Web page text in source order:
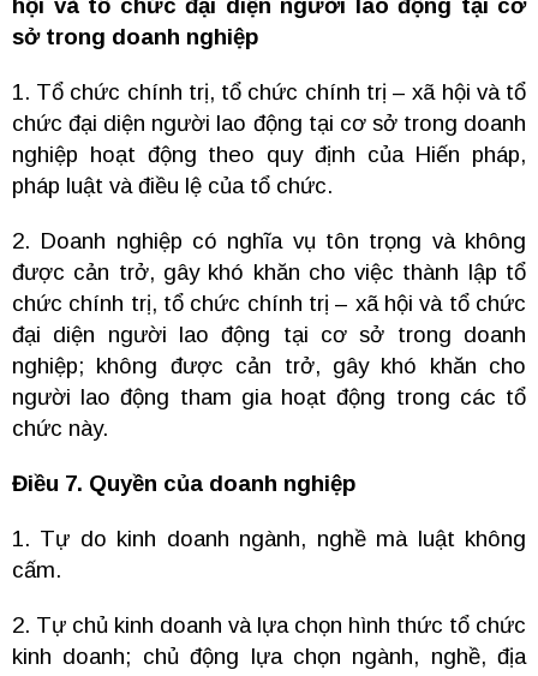
hội và tổ chức đại diện người lao động tại cơ
sở trong doanh nghiệp
1. Tổ chức chính trị, tổ chức chính trị – xã hội và tổ
chức đại diện người lao động tại cơ sở trong doanh
nghiệp hoạt động theo quy định của Hiến pháp,
pháp luật và điều lệ của tổ chức.
2. Doanh nghiệp có nghĩa vụ tôn trọng và không
được cản trở, gây khó khăn cho việc thành lập tổ
chức chính trị, tổ chức chính trị – xã hội và tổ chức
đại diện người lao động tại cơ sở trong doanh
nghiệp; không được cản trở, gây khó khăn cho
người lao động tham gia hoạt động trong các tổ
chức này.
Điều 7. Quyền của doanh nghiệp
1. Tự do kinh doanh ngành, nghề mà luật không
cấm.
2. Tự chủ kinh doanh và lựa chọn hình thức tổ chức
kinh doanh; chủ động lựa chọn ngành, nghề, địa